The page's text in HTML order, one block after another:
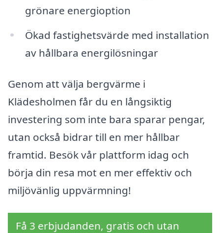
grönare energioption
Ökad fastighetsvärde med installation
av hållbara energilösningar
Genom att välja bergvärme i
Klädesholmen får du en långsiktig
investering som inte bara sparar pengar,
utan också bidrar till en mer hållbar
framtid. Besök vår plattform idag och
börja din resa mot en mer effektiv och
miljövänlig uppvärmning!
Få 3 erbjudanden, gratis och utan